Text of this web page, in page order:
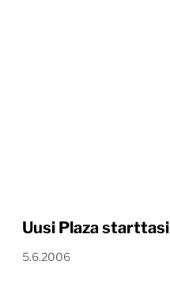
Uusi Plaza starttasi
5.6.2006